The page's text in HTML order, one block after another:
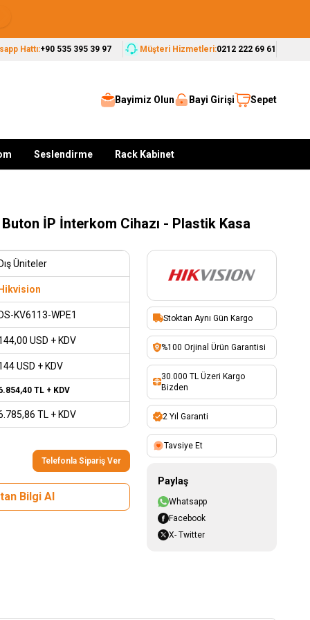
Hattı:+90 535 395 39 97 Müşteri Hizmetleri:0212 222 69 61
Bayimiz Olun Bayi Girişi Sepet
Seslendirme Rack Kabinet
İP İnterkom Cihazı - Plastik Kasa
Dış Üniteler
Hikvision
DS-KV6113-WPE1
USD + KDV
USD + KDV
TL + KDV
TL + KDV
Telefonla Sipariş Ver
Bilgi Al
Stoktan Aynı Gün Kargo
%100 Orjinal Ürün Garantisi
30.000 TL Üzeri Kargo
Bizden
2 Yıl Garanti
Tavsiye Et
Paylaş
Whatsapp
Facebook
X- Twitter